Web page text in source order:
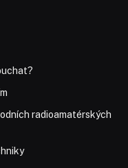
radioamatérských